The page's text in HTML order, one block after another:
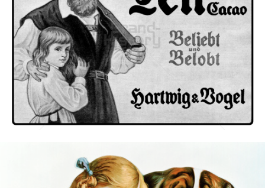
HARTWIG & VOGEL HARTWIG & VOGEL 1909
Bild-ID: 31006